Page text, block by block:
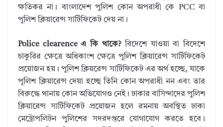
ক্ষতিকর না। বাংলাদেশ পুলিশ কোন অপরাধী কে PCC বা
পুলিশ ক্লিয়ারেন্স সার্টিফিকেট দেয় না।
Police clearence এ কি থাকে?বিদেশে যাওয়া বা বিদেশে
চাকুরির ক্ষেত্রে অধিকাংশ ক্ষেত্রে পুলিশ ক্লিয়ারেন্স সার্টিফিকেট
প্রয়োজন হয়। পুলিশ ক্লিয়রেন্স সার্টিফিকেট এর অর্থ হচ্ছে, যাকে
পুলিশ ক্লিয়ারেন্স দেয়া হচ্ছে তিনি কোন অপরাধী নন এবং তার
বিরুদ্ধে থানায় কোন অভিযোগও নেই। ঢাকার বাসিন্দাদের পুলিশ
ক্লিয়ারেন্স সার্টিফিকেট প্রয়োজন হলে রমনায় অবস্থিত ঢাকা
মেট্রোপলিটন পুলিশের সদরদপ্তরে যোগাযোগ করতে হবে।